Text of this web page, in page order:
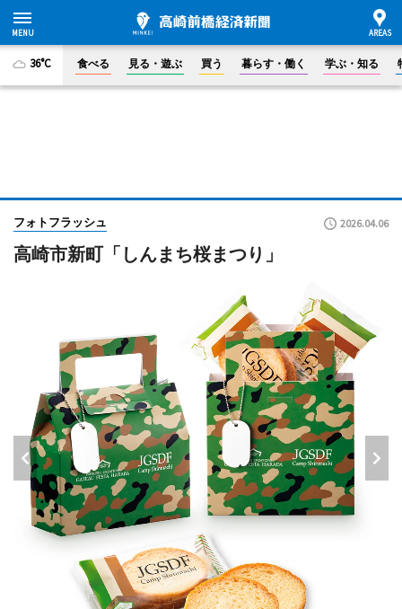
36°C 食べる 見る・遊ぶ 買う 暮らす・働く 学ぶ・知る
フォトフラッシュ 2026.04.06
高崎市新町「しんまち桜まつり」